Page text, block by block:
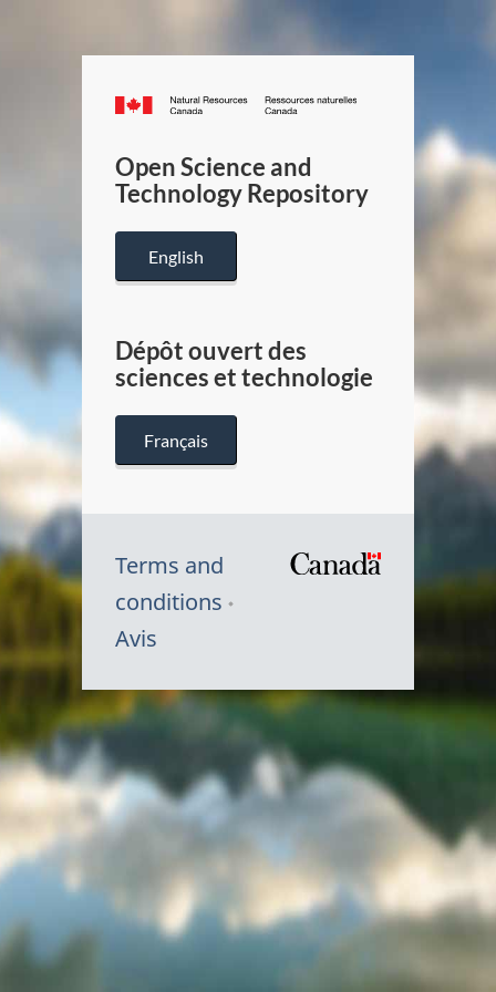
Canada.ca
/
Canada
Open Science and
Technology Repository
English
Dépôt ouvert des
sciences et technologie
Français
Terms and
conditions
Avis
Symbole
du